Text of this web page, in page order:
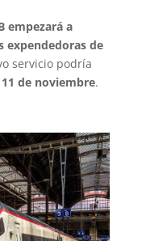
empezará a
expendedoras de
servicio podría
de noviembre.